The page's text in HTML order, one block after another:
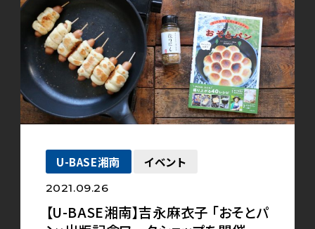
U-BASE湘南 イベント
2021.09.26
【U-BASE湘南】吉永麻衣子 「おそとパ